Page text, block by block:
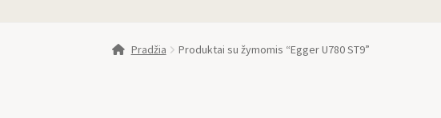
Pradžia Produktai su žymomis “Egger U780 ST9”